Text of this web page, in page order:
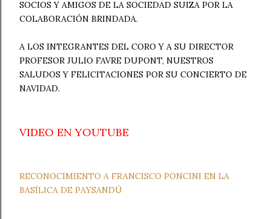
SOCIOS Y AMIGOS DE LA SOCIEDAD SUIZA POR LA
COLABORACIÓN BRINDADA.
A LOS INTEGRANTES DEL CORO Y A SU DIRECTOR
PROFESOR JULIO FAVRE DUPONT, NUESTROS
SALUDOS Y FELICITACIONES POR SU CONCIERTO DE
NAVIDAD.
VIDEO EN YOUTUBE
RECONOCIMIENTO A FRANCISCO PONCINI EN LA
BASÍLICA DE PAYSANDÚ